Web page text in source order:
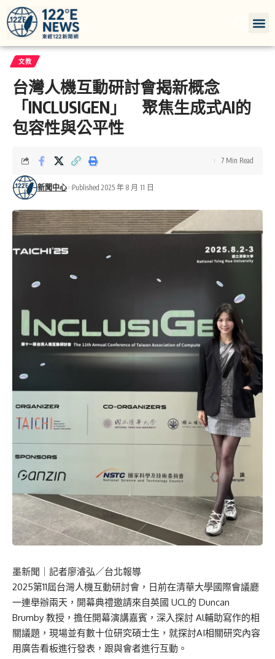
文教
台灣人機互動研討會揭新概念
「INCLUSIGEN」 聚焦生成式AI的
包容性與公平性
新聞中心 Published 2025 年 8 月 11 日
7 Min Read
墨新聞
｜記者廖濬弘／台北報導
2025第11屆台灣人機互動研討會，日前在清華大學國際會議廳
一連舉辦兩天，開幕典禮邀請來自英國 UCL的 Duncan
Brumby 教授，擔任開幕演講嘉賓，深入探討 Al輔助寫作的相
關議題，現場並有數十位研究碩士生，就探討AI相關研究內容
用廣告看板進行發表，跟與會者進行互動。